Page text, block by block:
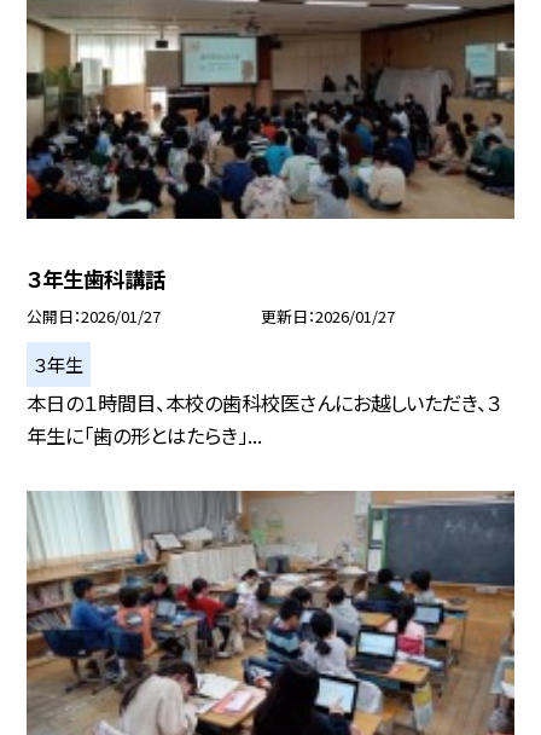
３年生歯科講話
公開日 2026/01/27 更新日 2026/01/27
３年生
本日の１時間目、本校の歯科校医さんにお越しいただき、３
年生に「歯の形とはたらき」...